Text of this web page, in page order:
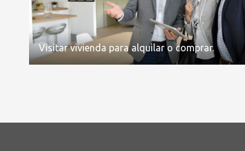
Visitar vivienda para alquilar o comprar.